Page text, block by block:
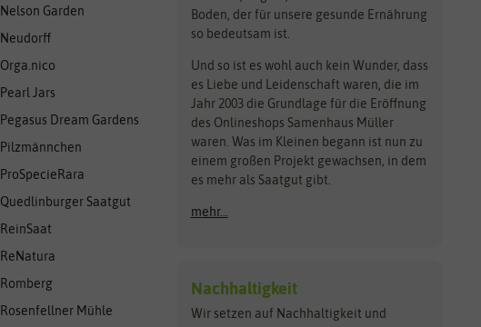
Nelson Garden
Neudorff
Orga.nico
Pearl Jars
Pegasus Dream Gardens
Pilzmännchen
ProSpecieRara
Quedlinburger Saatgut
ReinSaat
ReNatura
Romberg
Rosenfellner Mühle
Boden, der für unsere gesunde Ernährung
so bedeutsam ist.
Und so ist es wohl auch kein Wunder, dass
es Liebe und Leidenschaft waren, die im
Jahr 2003 die Grundlage für die Eröffnung
des Onlineshops Samenhaus Müller
waren. Was im Kleinen begann ist nun zu
einem großen Projekt gewachsen, in dem
es mehr als Saatgut gibt.
mehr...
Nachhaltigkeit
Wir setzen auf Nachhaltigkeit und